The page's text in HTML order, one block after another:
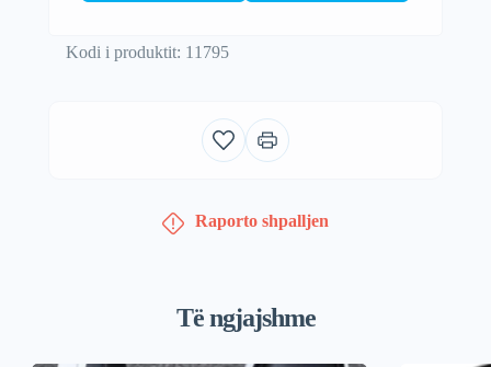
Kodi i produktit: 11795
Raporto shpalljen
Të ngjajshme